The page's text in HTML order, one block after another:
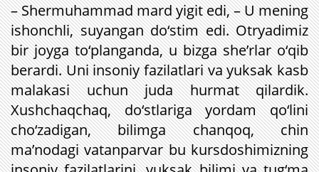
– Shermuhammad mard yigit edi, – U mening
ishonchli, suyangan do‘stim edi. Otryadimiz
bir joyga to‘planganda, u bizga she’rlar o‘qib
berardi. Uni insoniy fazilatlari va yuksak kasb
malakasi uchun juda hurmat qilardik.
Xushchaqchaq, do‘stlariga yordam qo‘lini
cho‘zadigan, bilimga chanqoq, chin
ma’nodagi vatanparvar bu kursdoshimizning